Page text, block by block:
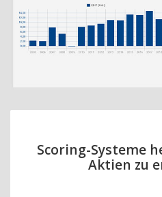
Scoring-Systeme
Aktien zu